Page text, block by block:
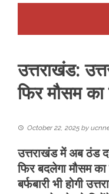
उत्तराखंड:
फिर मौसम
October 22, 2025 by
उत्तराखंड में अब ठंड
फिर बदलेगा मौसम
बर्फबारी भी होगी